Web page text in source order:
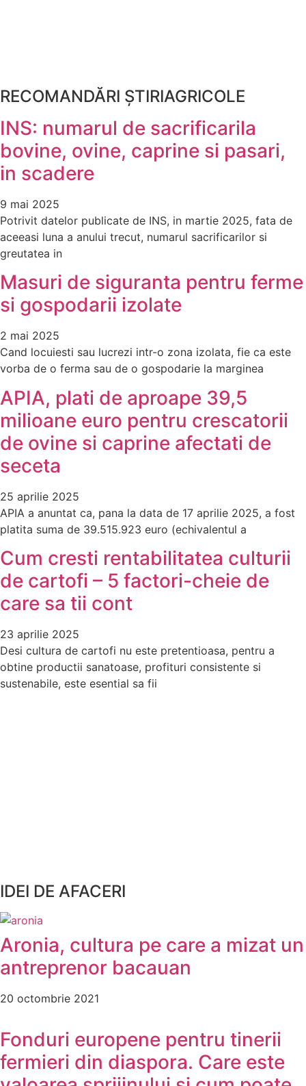
RECOMANDĂRI ȘTIRIAGRICOLE
INS: numarul de sacrificarila
bovine, ovine, caprine si pasari,
in scadere
9 mai 2025
Potrivit datelor publicate de INS, in martie 2025, fata de
aceeasi luna a anului trecut, numarul sacrificarilor si
greutatea in
Masuri de siguranta pentru ferme
si gospodarii izolate
2 mai 2025
Cand locuiesti sau lucrezi intr-o zona izolata, fie ca este
vorba de o ferma sau de o gospodarie la marginea
APIA, plati de aproape 39,5
milioane euro pentru crescatorii
de ovine si caprine afectati de
seceta
25 aprilie 2025
APIA a anuntat ca, pana la data de 17 aprilie 2025, a fost
platita suma de 39.515.923 euro (echivalentul a
Cum cresti rentabilitatea culturii
de cartofi – 5 factori-cheie de
care sa tii cont
23 aprilie 2025
Desi cultura de cartofi nu este pretentioasa, pentru a
obtine productii sanatoase, profituri consistente si
sustenabile, este esential sa fii
IDEI DE AFACERI
Aronia, cultura pe care a mizat un
antreprenor bacauan
20 octombrie 2021
Fonduri europene pentru tinerii
fermieri din diaspora. Care este